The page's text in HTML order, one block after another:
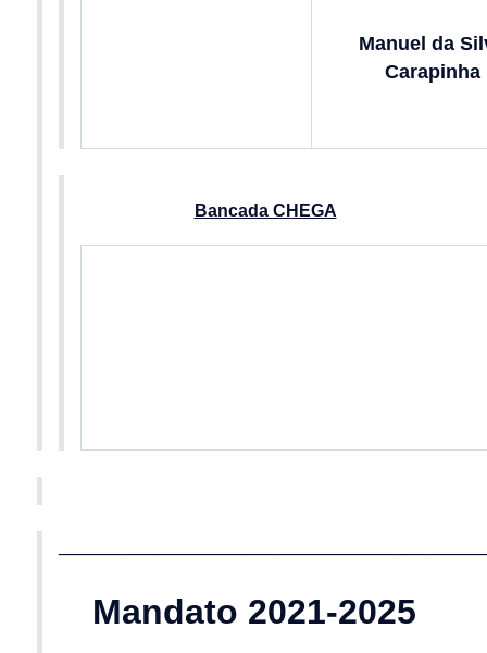
Manuel da
Carapinha
Bancada CHEGA
Mandato 2021-2025